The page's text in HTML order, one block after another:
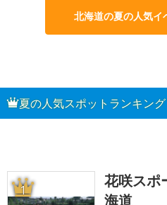
北海道の夏の人気イ
夏の人気スポットランキング
1
花咲スポ
海道